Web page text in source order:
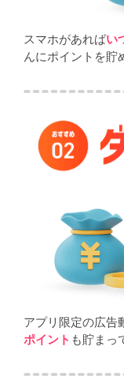
スマホがあればい
んにポイントを貯
アプリ限定の広告
ポイント も貯まっ